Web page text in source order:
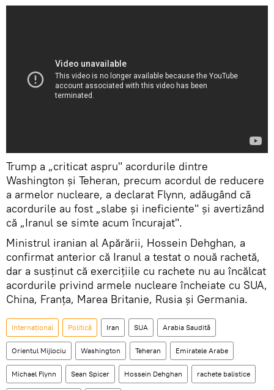
Trump a „criticat aspru" acordurile dintre
Washington și Teheran, precum acordul de reducere
a armelor nucleare, a declarat Flynn, adăugând că
acordurile au fost „slabe și ineficiente" şi avertizând
că „Iranul se simte acum încurajat".
Ministrul iranian al Apărării, Hossein Dehghan, a
confirmat anterior că Iranul a testat o nouă rachetă,
dar a susținut că exercițiile cu rachete nu au încălcat
acordurile privind armele nucleare încheiate cu SUA,
China, Franța, Marea Britanie, Rusia și Germania.
Internaţional Politică Iran SUA Arabia Saudită
Orientul Mijlociu Washington Teheran Emiratele Arabe
Michael Flynn Sean Spicer Hossein Dehghan rachete balistice